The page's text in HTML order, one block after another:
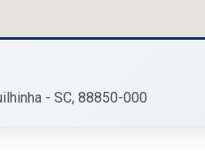
- SC, 88850-000